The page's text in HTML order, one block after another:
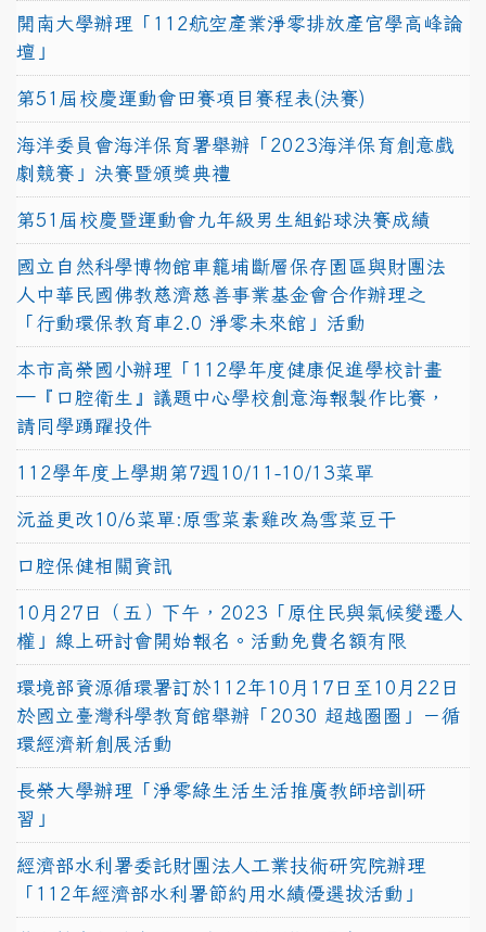
開南大學辦理「112航空產業淨零排放產官學高峰論
壇」
第51屆校慶運動會田賽項目賽程表(決賽)
海洋委員會海洋保育署舉辦「2023海洋保育創意戲
劇競賽」決賽暨頒獎典禮
第51屆校慶暨運動會九年級男生組鉛球決賽成績
國立自然科學博物館車籠埔斷層保存園區與財團法
人中華民國佛教慈濟慈善事業基金會合作辦理之
「行動環保教育車2.0 淨零未來館」活動
本市高榮國小辦理「112學年度健康促進學校計畫
─『口腔衛生』議題中心學校創意海報製作比賽，
請同學踴躍投件
112學年度上學期第7週10/11-10/13菜單
沅益更改10/6菜單:原雪菜素雞改為雪菜豆干
口腔保健相關資訊
10月27日（五）下午，2023「原住民與氣候變遷人
權」線上研討會開始報名。活動免費名額有限
環境部資源循環署訂於112年10月17日至10月22日
於國立臺灣科學教育館舉辦「2030 超越圈圈」－循
環經濟新創展活動
長榮大學辦理「淨零綠生活生活推廣教師培訓研
習」
經濟部水利署委託財團法人工業技術研究院辦理
「112年經濟部水利署節約用水績優選拔活動」